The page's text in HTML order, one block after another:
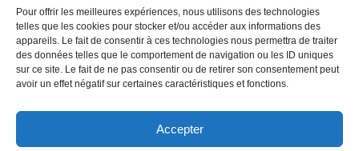
Pour offrir les meilleures expériences, nous utilisons des technologies
telles que les cookies pour stocker et/ou accéder aux informations des
appareils. Le fait de consentir à ces technologies nous permettra de traiter
des données telles que le comportement de navigation ou les ID uniques
sur ce site. Le fait de ne pas consentir ou de retirer son consentement peut
avoir un effet négatif sur certaines caractéristiques et fonctions.
Accepter
Politique de confidentialité